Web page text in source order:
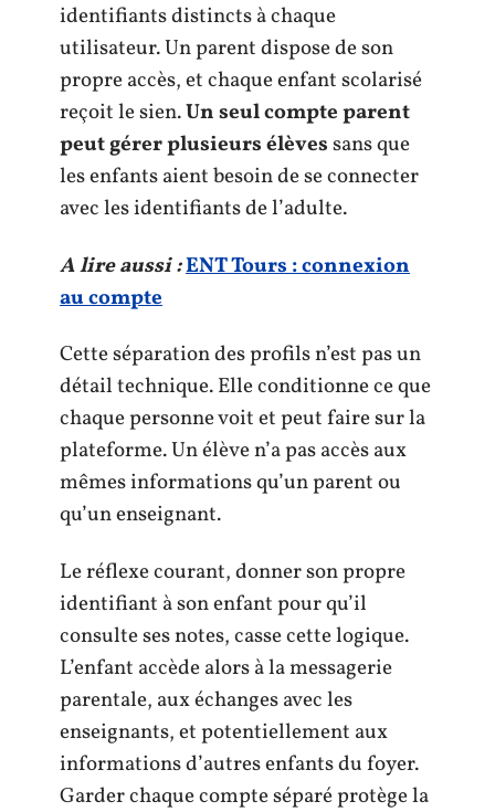
identifiants distincts à chaque
utilisateur. Un parent dispose de son
propre accès, et chaque enfant scolarisé
reçoit le sien.Un seul compte parent
peut gérer plusieurs élèvessans que
les enfants aient besoin de se connecter
avec les identifiants de l’adulte.
A lire aussi :ENT Tours : connexion
au compte
Cette séparation des profils n’est pas un
détail technique. Elle conditionne ce que
chaque personne voit et peut faire sur la
plateforme. Un élève n’a pas accès aux
mêmes informations qu’un parent ou
qu’un enseignant.
Le réflexe courant, donner son propre
identifiant à son enfant pour qu’il
consulte ses notes, casse cette logique.
L’enfant accède alors à la messagerie
parentale, aux échanges avec les
enseignants, et potentiellement aux
informations d’autres enfants du foyer.
Garder chaque compte séparé protège la